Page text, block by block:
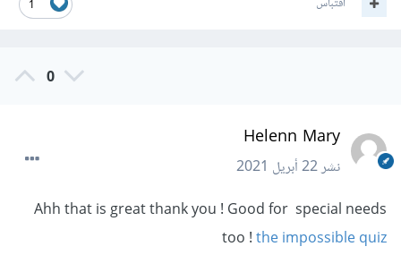
1
0
Helenn Mary
نشر22 أبريل 2021
Ahh that is great thank you ! Good for special needs
too !the impossible quiz